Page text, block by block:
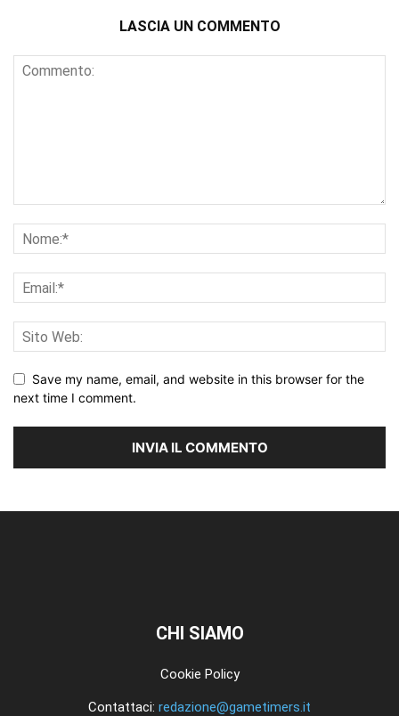
LASCIA UN COMMENTO
Save my name, email, and website in this browser for the
next time I comment.
CHI SIAMO
Cookie Policy
Contattaci: redazione@gametimers.it